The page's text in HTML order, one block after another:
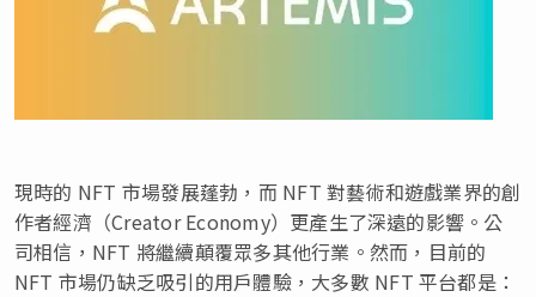
現時的 NFT 市場發展蓬勃，而 NFT 對藝術和遊戲業界的創
作者經濟（Creator Economy）更產生了深遠的影響。公
司相信，NFT 將繼續顛覆眾多其他行業。然而，目前的
NFT 市場仍缺乏吸引的用戶體驗，大多數 NFT 平台都是：